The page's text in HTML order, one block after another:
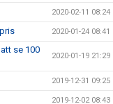
2020-02-11 08:24
2020-01-24 08:41
se 100
2020-01-19 21:29
2019-12-31 09:25
2019-12-02 08:43